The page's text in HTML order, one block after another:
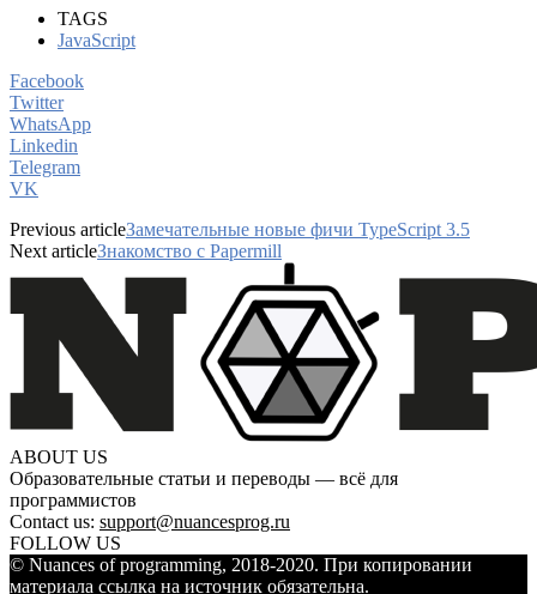
TAGS
JavaScript
Facebook
Twitter
WhatsApp
Linkedin
Telegram
VK
Previous articleЗамечательные новые фичи TypeScript 3.5
Next articleЗнакомство с Papermill
ABOUT US
Образовательные статьи и переводы — всё для
программистов
Contact us: support@nuancesprog.ru
FOLLOW US
© Nuances of programming, 2018-2020. При копировании
материала ссылка на источник обязательна.